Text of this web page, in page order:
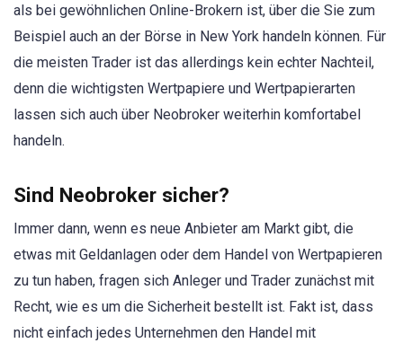
als bei gewöhnlichen Online-Brokern ist, über die Sie zum
Beispiel auch an der Börse in New York handeln können. Für
die meisten Trader ist das allerdings kein echter Nachteil,
denn die wichtigsten Wertpapiere und Wertpapierarten
lassen sich auch über Neobroker weiterhin komfortabel
handeln.
Sind Neobroker sicher?
Immer dann, wenn es neue Anbieter am Markt gibt, die
etwas mit Geldanlagen oder dem Handel von Wertpapieren
zu tun haben, fragen sich Anleger und Trader zunächst mit
Recht, wie es um die Sicherheit bestellt ist. Fakt ist, dass
nicht einfach jedes Unternehmen den Handel mit